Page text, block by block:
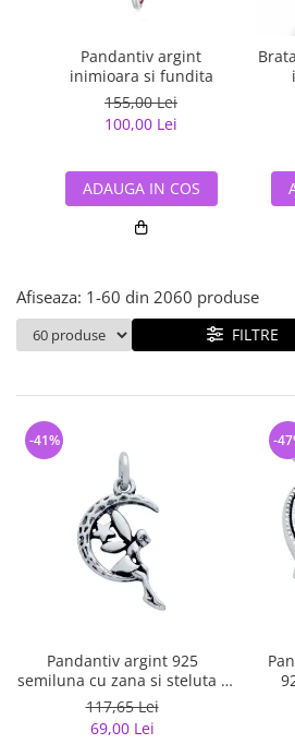
Bijuterii argint placat cu aur
Bijuterii gotice si rock
Bijuterii Handmade
Bijuterii fantezie
Bijuterii tungsten
Solutii si lavete de curatare
bijuterii argint
Pandantiv argint
inimioara si fundita
155,00 Lei
100,00 Lei
ADAUGA IN COS
Afiseaza: 1-60 din 2060 produse
FILTRE
Pandantiv argint 925
semiluna cu zana si steluta -
Be Fantastic PSX0560
117,65 Lei
69,00 Lei
-41% -